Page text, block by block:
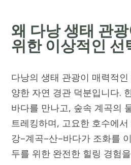
왜 다낭 생태 관
위한 이상적인 선
다낭의 생태 관광이 매력적
양한 자연 경관 덕분입니다.
바다를 만나고, 숲속 계곡의
트레킹하며, 고요한 호수에
강–계곡–산–바다가 조화를
두를 위한 완전한 힐링 경험